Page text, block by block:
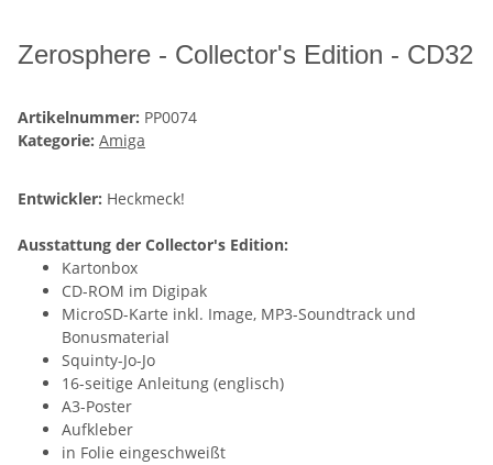
Zerosphere - Collector's Edition - CD32
Artikelnummer: PP0074
Kategorie: Amiga
Entwickler: Heckmeck!
Ausstattung der Collector's Edition:
Kartonbox
CD-ROM im Digipak
MicroSD-Karte inkl. Image, MP3-Soundtrack und
Bonusmaterial
Squinty-Jo-Jo
16-seitige Anleitung (englisch)
A3-Poster
Aufkleber
in Folie eingeschweißt